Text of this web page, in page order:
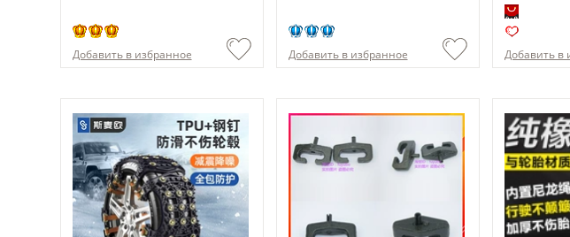
Добавить в избранное Добавить в избранное Добавить в